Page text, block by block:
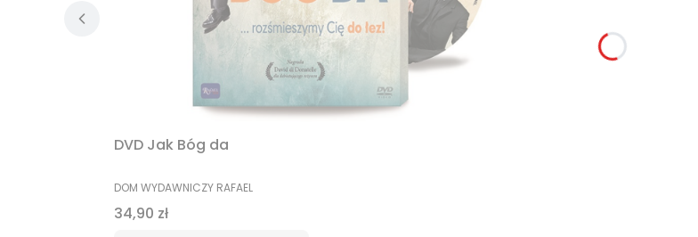
DVD Jak Bóg da
MANUFACTURER
DOM WYDAWNICZY RAFAEL
Price
34,90 zł